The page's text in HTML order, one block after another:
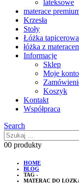
lateksowe
materace
Krzesła
Stoły
Łóżka
łóżka z
Informacje
Sklep
Moje konto
Koszyk
Kontakt
Współpraca
Search
00 produkty
HOME
BLOG
TAG -
MATERAC DO